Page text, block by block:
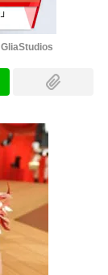
GliaStudios